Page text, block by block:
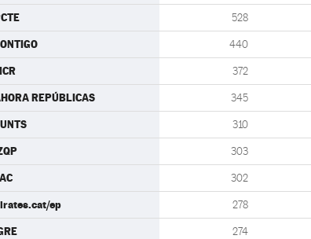
528
440
372
REPÚBLICAS 345
310
303
302
ep 278
274